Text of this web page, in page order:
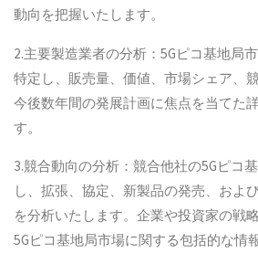
動向を把握いたします。
2.主要製造業者の分析：5Gピコ基地局
特定し、販売量、価値、市場シェア、競
今後数年間の発展計画に焦点を当てた
す。
3.競合動向の分析：競合他社の5Gピコ
し、拡張、協定、新製品の発売、およ
を分析いたします。企業や投資家の戦
5Gピコ基地局市場に関する包括的な情